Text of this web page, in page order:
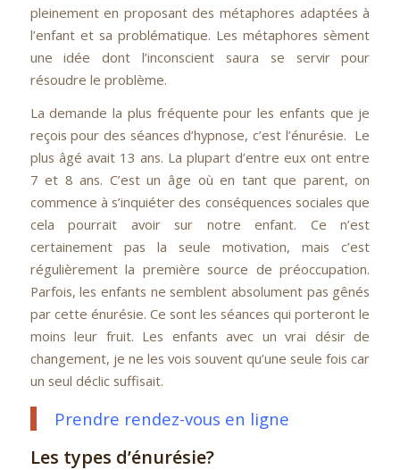
pleinement en proposant des métaphores adaptées à
l’enfant et sa problématique. Les métaphores sèment
une idée dont l’inconscient saura se servir pour
résoudre le problème.
La demande la plus fréquente pour les enfants que je
reçois pour des séances d’hypnose, c’est l’énurésie. Le
plus âgé avait 13 ans. La plupart d’entre eux ont entre
7 et 8 ans. C’est un âge où en tant que parent, on
commence à s’inquiéter des conséquences sociales que
cela pourrait avoir sur notre enfant. Ce n’est
certainement pas la seule motivation, mais c’est
régulièrement la première source de préoccupation.
Parfois, les enfants ne semblent absolument pas gênés
par cette énurésie. Ce sont les séances qui porteront le
moins leur fruit. Les enfants avec un vrai désir de
changement, je ne les vois souvent qu’une seule fois car
un seul déclic suffisait.
Prendre rendez-vous en ligne
Les types d’énurésie?